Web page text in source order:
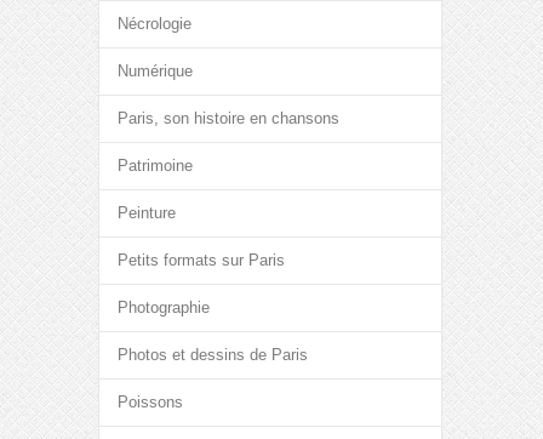
Nécrologie
Numérique
Paris, son histoire en chansons
Patrimoine
Peinture
Petits formats sur Paris
Photographie
Photos et dessins de Paris
Poissons